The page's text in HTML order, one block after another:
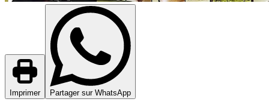
Imprimer Partager sur WhatsApp